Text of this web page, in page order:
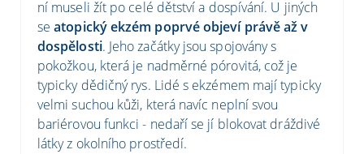
ní museli žít po celé dětství a dospívání. U jiných
seatopický ekzém poprvé objeví právě až v
dospělosti. Jeho začátky jsou spojovány s
pokožkou, která je nadměrné pórovitá, což je
typicky dědičný rys. Lidé s ekzémem mají typicky
velmi suchou kůži, která navíc neplní svou
bariérovou funkci - nedaří se jí blokovat dráždivé
látky z okolního prostředí.